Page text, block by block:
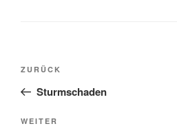
ZURÜCK
Sturmschaden
WEITER